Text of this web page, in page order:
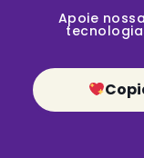
Apoie